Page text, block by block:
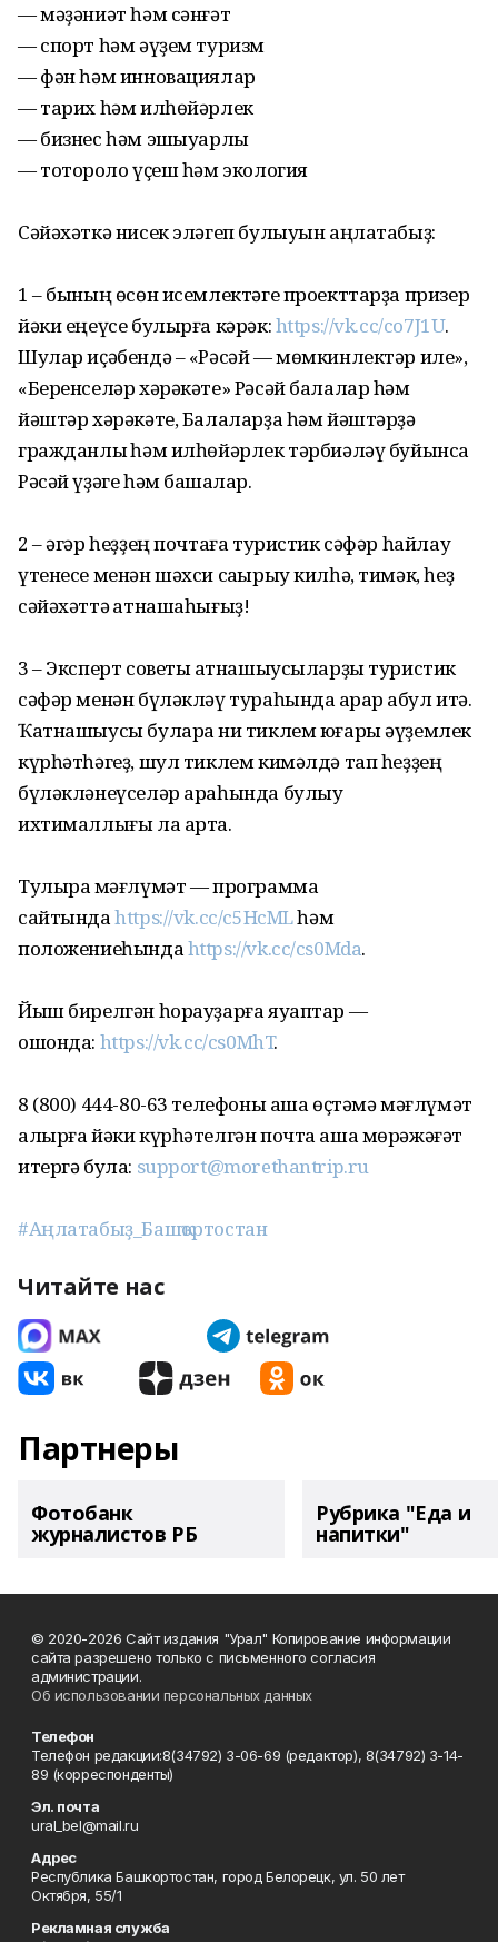
— мәҙәниәт һәм сәнғәт
— спорт һәм әүҙем туризм
— фән һәм инновациялар
— тарих һәм илһөйәрлек
— бизнес һәм эшҡыуарлыҡ
— тотороҡло үҫеш һәм экология
Сәйәхәткә нисек эләгеп булыуын аңлатабыҙ:
1 – бының өсөн исемлектәге проекттарҙа призер
йәки еңеүсе булырға кәрәк:https://vk.cc/co7J1U.
Шулар иҫәбендә – «Рәсәй — мөмкинлектәр иле»,
«Беренселәр хәрәкәте» Рәсәй балалар һәм
йәштәр хәрәкәте, Балаларҙа һәм йәштәрҙә
гражданлыҡ һәм илһөйәрлек тәрбиәләү буйынса
Рәсәй үҙәге һәм башҡалар.
2 – әгәр һеҙҙең почтаға туристик сәфәр һайлау
үтенесе менән шәхси саҡырыу килһә, тимәк, һеҙ
сәйәхәттә ҡатнашаһығыҙ!
3 – Эксперт советы ҡатнашыусыларҙы туристик
сәфәр менән бүләкләү тураһында ҡарар ҡабул итә.
Ҡатнашыусы булараҡ ни тиклем юғары әүҙемлек
күрһәтһәгеҙ, шул тиклем кимәлдә тап һеҙҙең
бүләкләнеүселәр араһында булыу
ихтималлығы ла арта.
Тулыраҡ мәғлүмәт — программа
сайтындаhttps://vk.cc/c5HcMLһәм
положениеһындаhttps://vk.cc/cs0Mda.
Йыш бирелгән һорауҙарға яуаптар —
ошонда: https://vk.cc/cs0MhT.
8 (800) 444-80-63 телефоны аша өҫтәмә мәғлүмәт
алырға йәки күрһәтелгән почта аша мөрәжәғәт
итергә була: support@morethantrip.ru
#Аңлатабыҙ_Башҡортостан
Читайте нас
Партнеры
Фотобанк
журналистов РБ
Рубрика "Еда и
напитки"
© 2020-2026 Сайт издания "Урал" Копирование информации
сайта разрешено только с письменного согласия
администрации.
Об использовании персональных данных
Телефон
Телефон редакции:8(34792) 3-06-69 (редактор), 8(34792) 3-14-
89 (корреспонденты)
Эл. почта
ural_bel@mail.ru
Адрес
Республика Башкортостан, город Белорецк, ул. 50 лет
Октября, 55/1
Рекламная служба